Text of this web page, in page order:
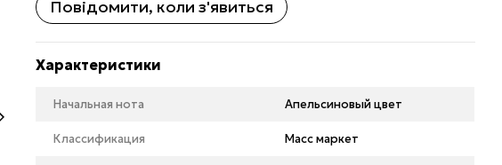
Повідомити, коли з'явиться
Характеристики
Начальная нота Апельсиновый цвет
Классификация Масс маркет